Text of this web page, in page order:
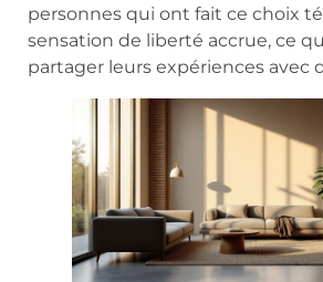
personnes qui ont fait ce choix
sensation de liberté accrue, ce
partager leurs expériences avec